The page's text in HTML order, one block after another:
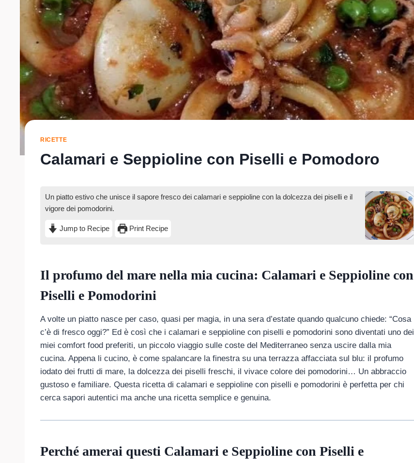
RICETTE
Calamari e Seppioline con Piselli e Pomodoro
Un piatto estivo che unisce il sapore fresco dei calamari e seppioline con la dolcezza dei piselli e il
vigore dei pomodorini.
Jump to Recipe Print Recipe
Il profumo del mare nella mia cucina: Calamari e Seppioline con
Piselli e Pomodorini
A volte un piatto nasce per caso, quasi per magia, in una sera d’estate quando qualcuno chiede: “Cosa
c’è di fresco oggi?” Ed è così che i calamari e seppioline con piselli e pomodorini sono diventati uno dei
miei comfort food preferiti, un piccolo viaggio sulle coste del Mediterraneo senza uscire dalla mia
cucina. Appena li cucino, è come spalancare la finestra su una terrazza affacciata sul blu: il profumo
iodato dei frutti di mare, la dolcezza dei piselli freschi, il vivace colore dei pomodorini… Un abbraccio
gustoso e familiare. Questa ricetta di calamari e seppioline con piselli e pomodorini è perfetta per chi
cerca sapori autentici ma anche una ricetta semplice e genuina.
Perché amerai questi Calamari e Seppioline con Piselli e